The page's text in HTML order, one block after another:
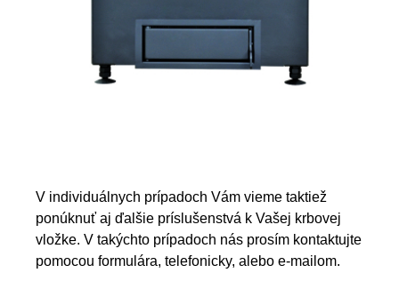
V individuálnych prípadoch Vám vieme taktiež
ponúknuť aj ďalšie príslušenstvá k Vašej krbovej
vložke. V takýchto prípadoch nás prosím kontaktujte
pomocou formulára, telefonicky, alebo e-mailom.